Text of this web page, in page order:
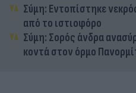
Σύμη: Εντοπίστηκε
από το ιστιοφόρο
Σύμη: Σορός άνδρα
κοντά στον όρμο